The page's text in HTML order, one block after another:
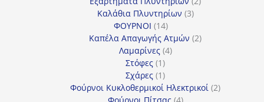
Καλάθια Πλυντηρίων 33
ΦΟΥΡΝΟΙ 1414
προϊόντα
Καπέλα Απαγωγής Ατμών 22
Λαμαρίνες 44
Στόφες 11
προϊόν
Σχάρες 11
προϊόν
Φούρνοι Κυκλοθερμικοί Ηλεκτρικοί 22
4